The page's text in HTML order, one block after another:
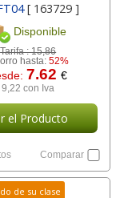
[ 163729 ]
Disponible
Tarifa :15,86
hasta: 52%
7.62€
9,22 con Iva
el Producto
Comparar
de su clase